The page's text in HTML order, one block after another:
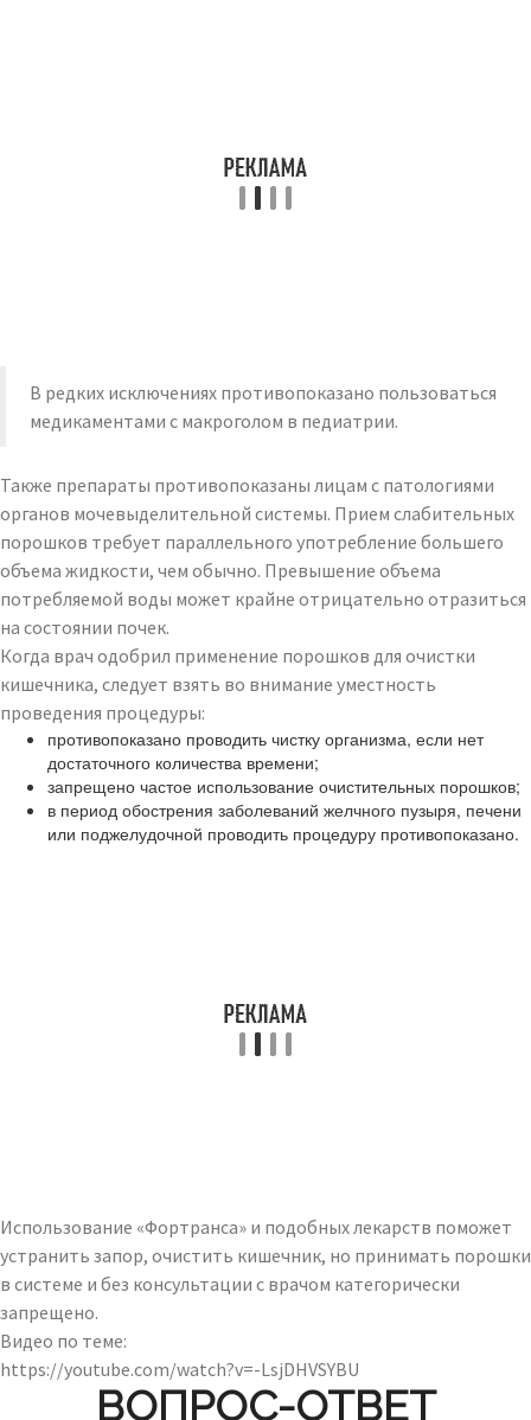
В редких исключениях противопоказано пользоваться
медикаментами с макроголом в педиатрии.
Также препараты противопоказаны лицам с патологиями
органов мочевыделительной системы. Прием слабительных
порошков требует параллельного употребление большего
объема жидкости, чем обычно. Превышение объема
потребляемой воды может крайне отрицательно отразиться
на состоянии почек.
Когда врач одобрил применение порошков для очистки
кишечника, следует взять во внимание уместность
проведения процедуры:
противопоказано проводить чистку организма, если нет
достаточного количества времени;
запрещено частое использование очистительных порошков;
в период обострения заболеваний желчного пузыря, печени
или поджелудочной проводить процедуру противопоказано.
Использование «Фортранса» и подобных лекарств поможет
устранить запор, очистить кишечник, но принимать порошки
в системе и без консультации с врачом категорически
запрещено.
Видео по теме:
https://youtube.com/watch?v=-LsjDHVSYBU
ВОПРОС-ОТВЕТ